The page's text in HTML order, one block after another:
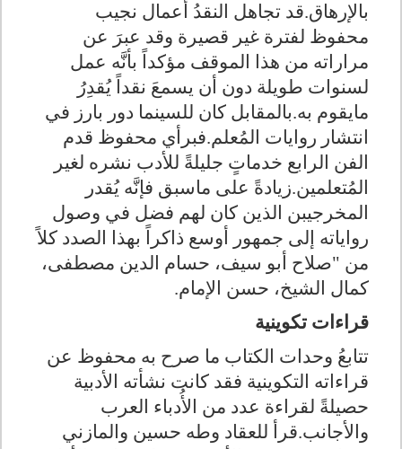
بالإرهاق.قد تجاهل النقدُ أعمال نجيب
محفوظ لفترة غير قصيرة وقد عبرَ عن
مراراته من هذا الموقف مؤكداً بأنَّه عمل
لسنوات طويلة دون أن يسمعَ نقداً يُقدِرُ
مايقوم به.بالمقابل كان للسينما دور بارز في
انتشار روايات المُعلم.فبرأي محفوظ قدم
الفن الرابع خدماتٍ جليلةً للأدب نشره لغير
المُتعلمين.زيادةً على ماسبق فإنَّه يُقدر
المخرجيبن الذين كان لهم فضل في وصول
رواياته إلى جمهور أوسع ذاكراً بهذا الصدد كلاً
من "صلاح أبو سيف، حسام الدين مصطفى،
كمال الشيخ، حسن الإمام.
قراءات تكوينية
تتابعُ وحدات الكتاب ما صرح به محفوظ عن
قراءاته التكوينية فقد كانت نشأته الأدبية
حصيلةً لقراءة عدد من الأُدباء العرب
والأجانب.قرأ للعقاد وطه حسين والمازني